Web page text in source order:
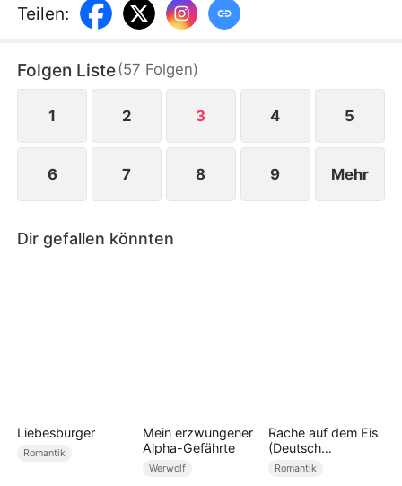
verdeckter Agent ist, der die korrupten Geschäfte
seiner Familie untersucht. Das führt zu einem
Gefahren und unerwarteten Gefühlen.
Teilen:
Folgen Liste(57 Folgen)
1 2 3 4 5
6 7 8 9 Mehr
Dir gefallen könnten
Liebesburger
Romantik
Mein erzwungener
Alpha-Gefährte
Werwolf
Rache auf dem Eis
(Deutsch
Synchronisiert)
Romantik